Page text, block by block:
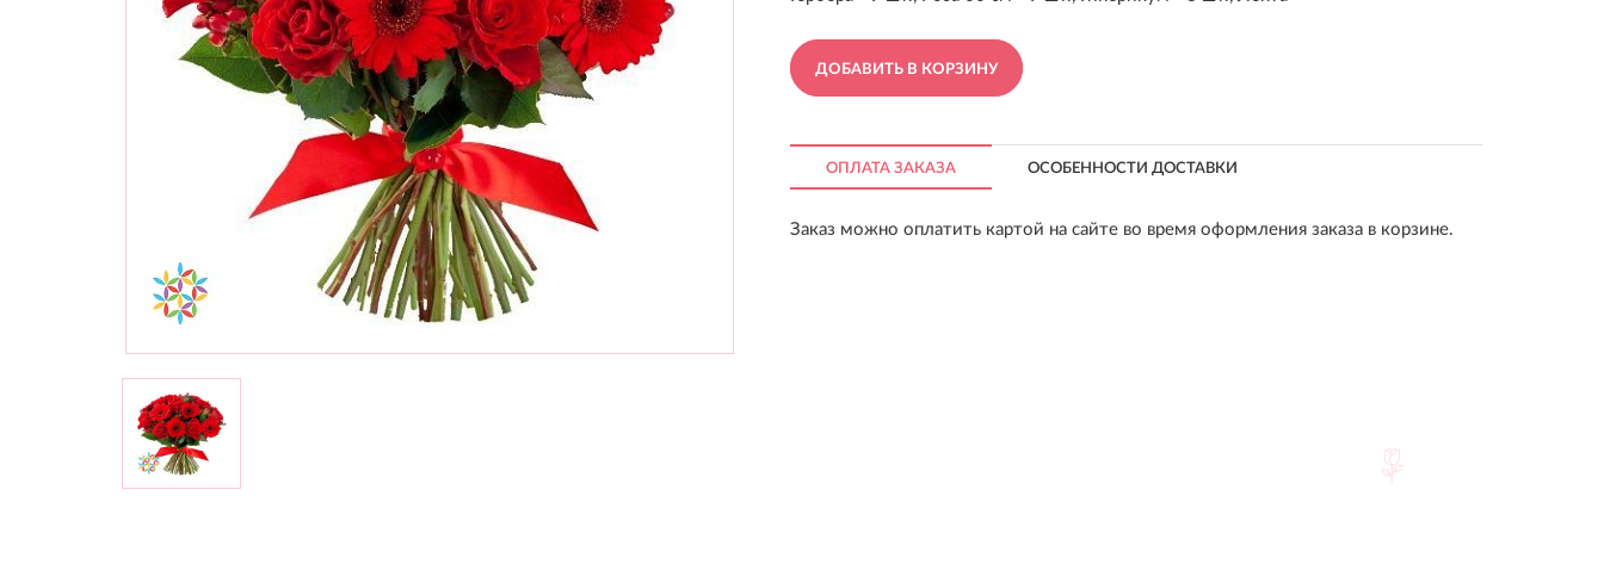
ДОБАВИТЬ В КОРЗИНУ
ОПЛАТА ЗАКАЗА ОСОБЕННОСТИ ДОСТАВКИ
Заказ можно оплатить картой на сайте во время оформления заказа в корзине.